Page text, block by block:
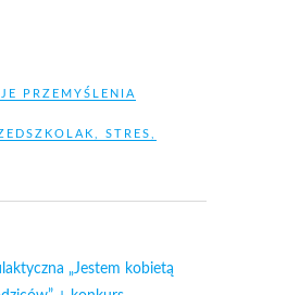
PRZEMYŚLENIA
STRES
„Jestem kobietą